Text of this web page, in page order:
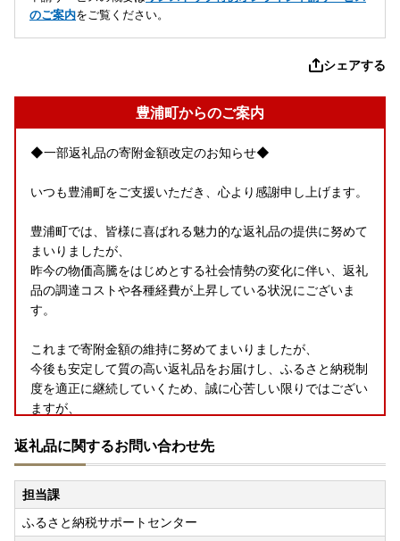
のご案内をご覧ください。
シェアする
豊浦町からのご案内
◆一部返礼品の寄附金額改定のお知らせ◆
いつも豊浦町をご支援いただき、心より感謝申し上げます。
豊浦町では、皆様に喜ばれる魅力的な返礼品の提供に努めて
まいりましたが、
昨今の物価高騰をはじめとする社会情勢の変化に伴い、返礼
品の調達コストや各種経費が上昇している状況にございま
す。
これまで寄附金額の維持に努めてまいりましたが、
今後も安定して質の高い返礼品をお届けし、ふるさと納税制
度を適正に継続していくため、誠に心苦しい限りではござい
ますが、
げを順次実施させていただくこととなりました。
寄附者の皆様にはご負担をおかけすることとなり大変恐縮で
すが、
何卒ご理解を賜りますようお願い申し上げます。
返礼品に関するお問い合わせ先
担当課
ふるさと納税サポートセンター